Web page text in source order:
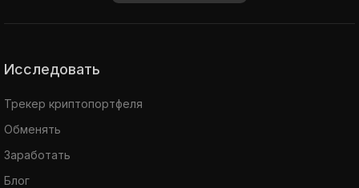
Исследовать
Трекер криптопортфеля
Обменять
Заработать
Блог